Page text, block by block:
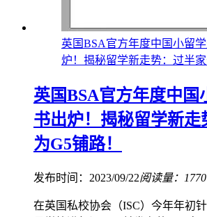
英国BSA官方年度中国小留
炉！揭秘留学新走势：过半家
英国BSA官方年度中国
书出炉！揭秘留学新走
为G5铺路！
发布时间：2023/09/22阅读量：1770
在英国私校协会（ISC）今年年初